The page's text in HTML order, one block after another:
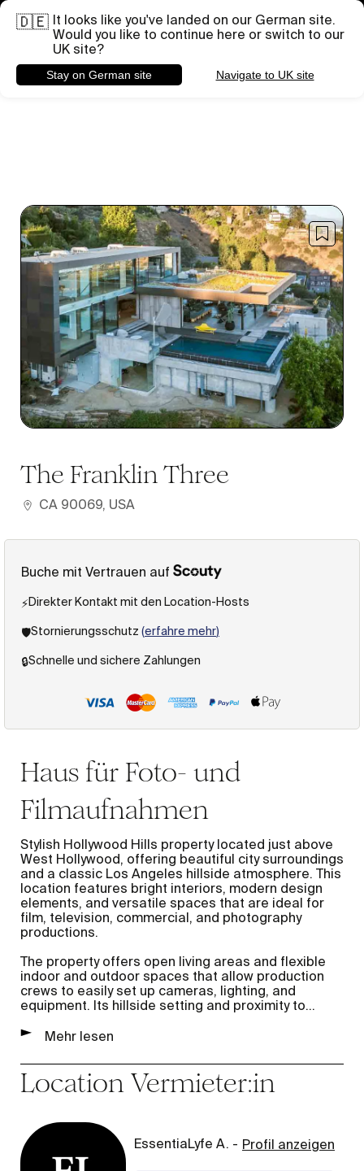
🇩🇪 It looks like you've landed on our German site.
Would you like to continue here or switch to our
UK site?
Stay on German site Navigate to UK site
Brauchst du Hilfe bei einem bestimmten Projekt? Briefing senden
1/40
The Franklin Three
CA 90069, USA
Buche mit Vertrauen auf
⚡️Direkter Kontakt mit den Location-Hosts
🛡️Stornierungsschutz (erfahre mehr)
🔒Schnelle und sichere Zahlungen
Haus für Foto- und
Filmaufnahmen
Stylish Hollywood Hills property located just above
West Hollywood, offering beautiful city surroundings
and a classic Los Angeles hillside atmosphere. This
location features bright interiors, modern design
elements, and versatile spaces that are ideal for
film, television, commercial, and photography
productions.
The property offers open living areas and flexible
indoor and outdoor spaces that allow production
crews to easily set up cameras, lighting, and
equipment. Its hillside setting and proximity to...
Mehr lesen
LocationVermieter:in
EssentiaLyfe A. - Profil anzeigen